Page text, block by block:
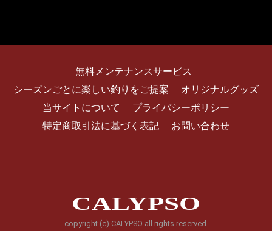
無料メンテナンスサービス
シーズンごとに楽しい釣りをご提案
オリジナルグッズ
当サイトについて
プライバシーポリシー
特定商取引法に基づく表記
お問い合わせ
CALYPSO
copyright (c) CALYPSO all rights reserved.